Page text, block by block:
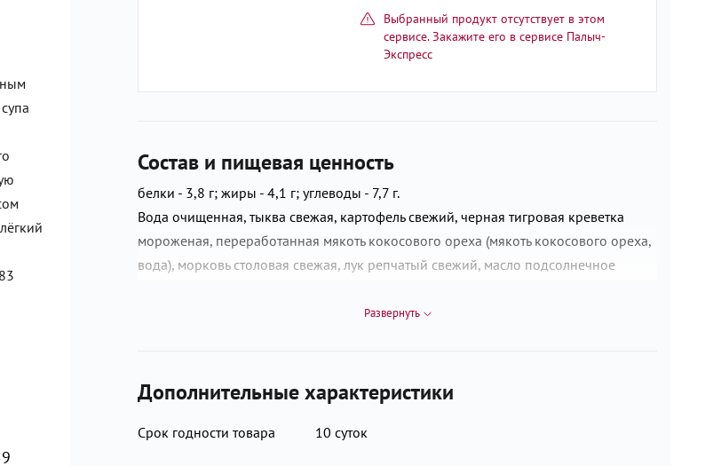
Выбранный продукт отсутствует в этом
сервисе. Закажите его в сервисе Палыч-
Экспресс
Состав и пищевая ценность
белки - 3,8 г; жиры - 4,1 г; углеводы - 7,7 г.
Вода очищенная, тыква свежая, картофель свежий, черная тигровая креветка
мороженая, переработанная мякоть кокосового ореха (мякоть кокосового ореха,
вода), морковь столовая свежая, лук репчатый свежий, масло подсолнечное
(кориандр, куркума, пажитник, тмин, имбирь, перцы: черный, душистый, красный),
Произведено на предприятии, на котором также выпускаются продукты,
содержащие арахис, горчицу, кунжут, моллюски, молоко, орехи, рыбу, сельдерей,
яйца.
Развернуть
Дополнительные характеристики
Срок годности товара 10 суток